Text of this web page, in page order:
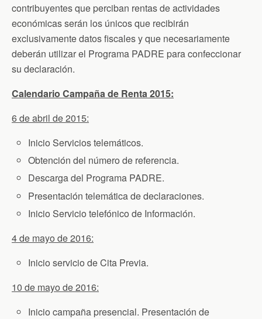
contribuyentes que perciban rentas de actividades
económicas serán los únicos que recibirán
exclusivamente datos fiscales y que necesariamente
deberán utilizar el Programa PADRE para confeccionar
su declaración.
Calendario Campaña de Renta 2015:
6 de abril de 2015:
Inicio Servicios telemáticos.
Obtención del número de referencia.
Descarga del Programa PADRE.
Presentación telemática de declaraciones.
Inicio Servicio telefónico de Información.
4 de mayo de 2016:
Inicio servicio de Cita Previa.
10 de mayo de 2016:
Inicio campaña presencial. Presentación de